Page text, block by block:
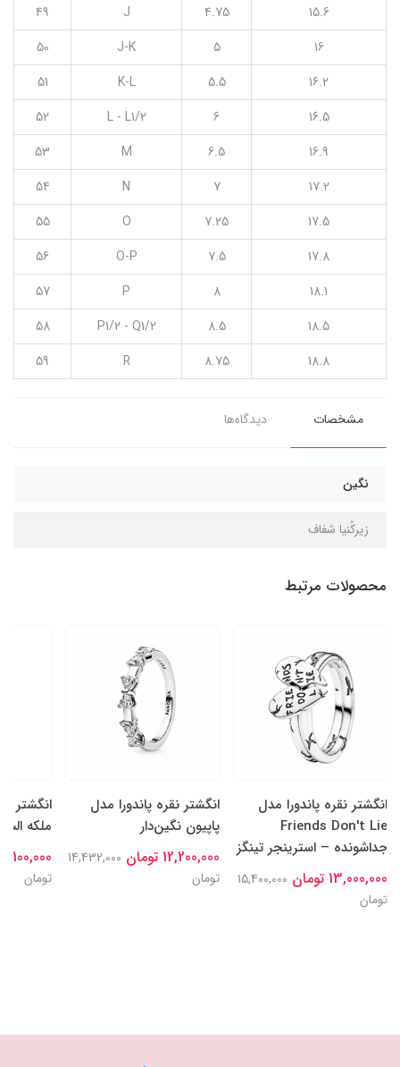
15.6
4.75
J
49
16
5
J-K
50
16.2
5.5
K-L
51
16.5
6
L - L1/2
52
16.9
6.5
M
53
17.2
7
N
54
17.5
7.25
O
55
17.8
7.5
O-P
56
18.1
8
P
57
18.5
8.5
P1/2 - Q1/2
58
18.8
8.75
R
59
مشخصات دیدگاه‌ها
نگین
زیرکُنیا شفاف
محصولات مرتبط
انگشتر نقره پاندورا مدل
Friends Don't Lie
جداشونده – استرینجر تینگز
13,000,000 تومان
15,400,000
تومان
انگشتر نقره پاندورا مدل
پاپیون نگین‌دار
12,200,000 تومان
14,432,000
تومان
انگشتر
ملکه
15,100,000
تومان